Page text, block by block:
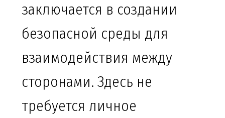
заключается в создании
безопасной среды для
взаимодействия между
сторонами. Здесь не
требуется личное